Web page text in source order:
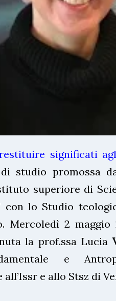
restituire significati
studio promossa
superiore di
con lo Studio
Mercoledì 2 maggio
la prof.ssa Lucia
e
e allo Stsz di